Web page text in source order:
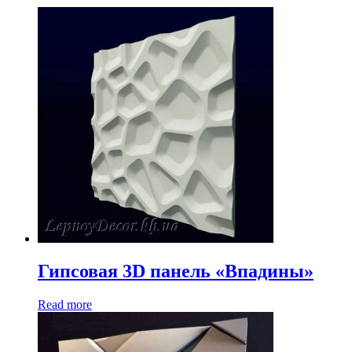
Гипсовая 3D панель «Впадины»
Read more